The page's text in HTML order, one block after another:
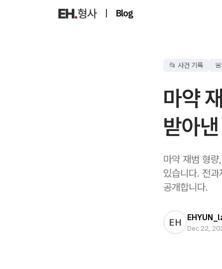
| Blog
📂 사건 기록
마약
받아
마약 재범 형
있습니다. 전
공개합니다.
EH Dec 22,